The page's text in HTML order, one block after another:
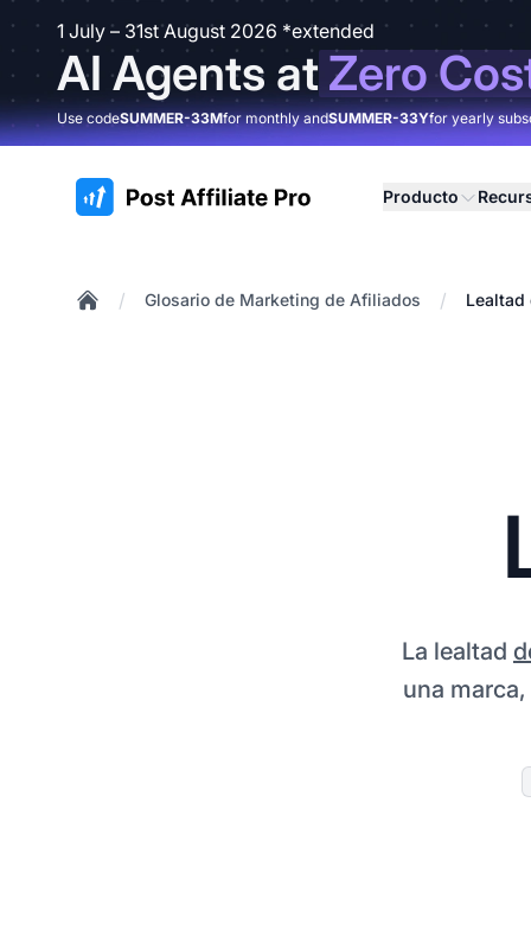
1 July – 31st August 2026 *extended
AI Agents atZero
Use codeSUMMER-33Mfor monthly andSUMMER-33Yfor yearly
:site.title Producto
/ Glosario de Marketing de Afiliados / Lealtad
La lealtad
una